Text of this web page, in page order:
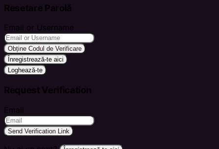
Resetare Parolă
Email or Username
Obține Codul de Verificare
Înregistrează-te aici
Loghează-te
Request Verification
Email
Send Verification Link